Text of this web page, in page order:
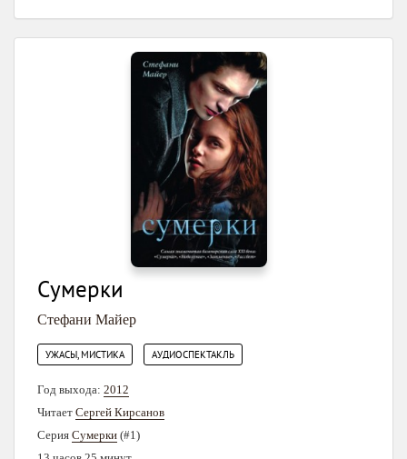
Сумерки
Стефани Майер
УЖАСЫ, МИСТИКА АУДИОСПЕКТАКЛЬ
Год выхода: 2012
Читает Сергей Кирсанов
Серия Сумерки (#1)